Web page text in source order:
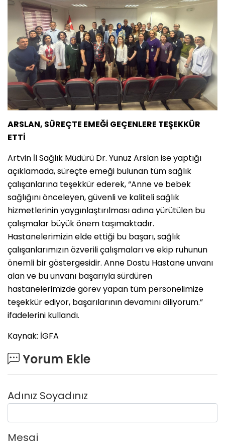
ARSLAN, SÜREÇTE EMEĞİ GEÇENLERE TEŞEKKÜR
ETTİ
Artvin İl Sağlık Müdürü Dr. Yunuz Arslan ise yaptığı
açıklamada, süreçte emeği bulunan tüm sağlık
çalışanlarına teşekkür ederek, “Anne ve bebek
sağlığını önceleyen, güvenli ve kaliteli sağlık
hizmetlerinin yaygınlaştırılması adına yürütülen bu
çalışmalar büyük önem taşımaktadır.
Hastanelerimizin elde ettiği bu başarı, sağlık
çalışanlarımızın özverili çalışmaları ve ekip ruhunun
önemli bir göstergesidir. Anne Dostu Hastane unvanı
alan ve bu unvanı başarıyla sürdüren
hastanelerimizde görev yapan tüm personelimize
teşekkür ediyor, başarılarının devamını diliyorum.”
ifadelerini kullandı.
Kaynak: İGFA
Yorum Ekle
Adınız Soyadınız
Mesaj